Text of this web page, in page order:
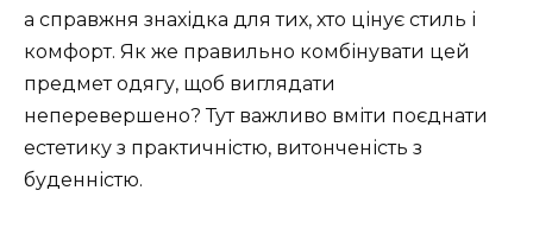
а справжня знахідка для тих, хто цінує стиль і
комфорт. Як же правильно комбінувати цей
предмет одягу, щоб виглядати
неперевершено? Тут важливо вміти поєднати
естетику з практичністю, витонченість з
буденністю.